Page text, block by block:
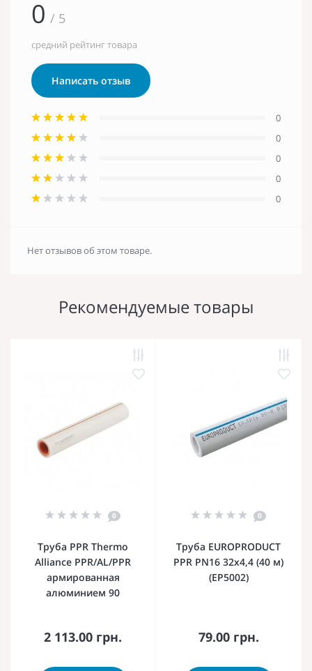
0 / 5
средний рейтинг товара
Написать отзыв
0
0
0
0
0
Нет отзывов об этом товаре.
Рекомендуемые товары
0
Труба PPR Thermo
Alliance PPR/AL/PPR
армированная
алюминием 90
2 113.00 грн.
0
Труба EUROPRODUCT
PPR PN16 32x4,4 (40 м)
(EP5002)
79.00 грн.